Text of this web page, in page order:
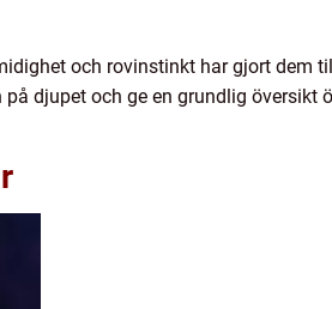
och rovinstinkt har gjort dem
djupet och ge en grundlig översikt